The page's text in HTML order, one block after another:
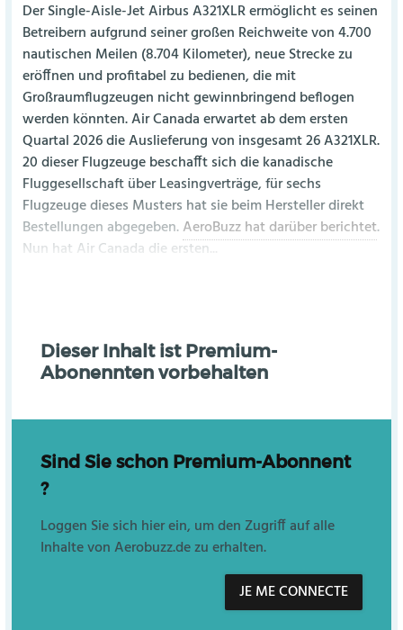
Der Single-Aisle-Jet Airbus A321XLR ermöglicht es seinen
Betreibern aufgrund seiner großen Reichweite von 4.700
nautischen Meilen (8.704 Kilometer), neue Strecke zu
eröffnen und profitabel zu bedienen, die mit
Großraumflugzeugen nicht gewinnbringend beflogen
werden könnten. Air Canada erwartet ab dem ersten
Quartal 2026 die Auslieferung von insgesamt 26 A321XLR.
20 dieser Flugzeuge beschafft sich die kanadische
Fluggesellschaft über Leasingverträge, für sechs
Flugzeuge dieses Musters hat sie beim Hersteller direkt
Bestellungen abgegeben. AeroBuzz hat darüber berichtet.
Nun hat Air Canada die ersten...
Dieser Inhalt ist Premium-
Abonennten vorbehalten
Sind Sie schon Premium-Abonnent
?
Loggen Sie sich hier ein, um den Zugriff auf alle
Inhalte von Aerobuzz.de zu erhalten.
JE ME CONNECTE